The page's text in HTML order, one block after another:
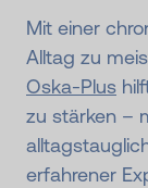
Mit einer
Alltag zu
Oska-Plus
zu stärken –
erfahrener